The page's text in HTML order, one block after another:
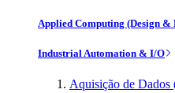
Applied Computing (Design
Industrial Automation & I/O
Aquisição de